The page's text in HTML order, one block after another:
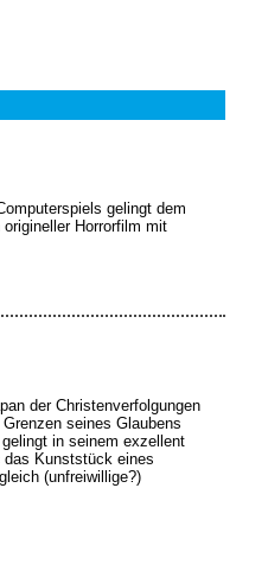
gelingt dem
Horrorfilm mit
der Christenverfolgungen
seines Glaubens
in seinem exzellent
Kunststück eines
(unfreiwillige?)